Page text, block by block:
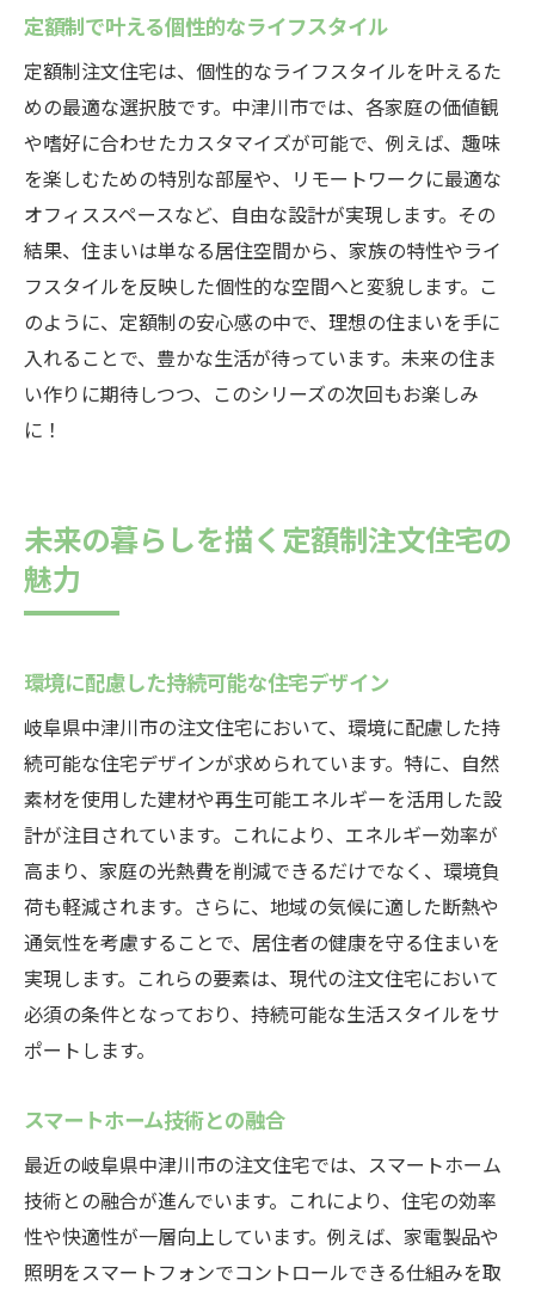
定額制で叶える個性的なライフスタイル
定額制注文住宅は、個性的なライフスタイルを叶えるた
めの最適な選択肢です。中津川市では、各家庭の価値観
や嗜好に合わせたカスタマイズが可能で、例えば、趣味
を楽しむための特別な部屋や、リモートワークに最適な
オフィススペースなど、自由な設計が実現します。その
結果、住まいは単なる居住空間から、家族の特性やライ
フスタイルを反映した個性的な空間へと変貌します。こ
のように、定額制の安心感の中で、理想の住まいを手に
入れることで、豊かな生活が待っています。未来の住ま
い作りに期待しつつ、このシリーズの次回もお楽しみ
に！
未来の暮らしを描く定額制注文住宅の
魅力
環境に配慮した持続可能な住宅デザイン
岐阜県中津川市の注文住宅において、環境に配慮した持
続可能な住宅デザインが求められています。特に、自然
素材を使用した建材や再生可能エネルギーを活用した設
計が注目されています。これにより、エネルギー効率が
高まり、家庭の光熱費を削減できるだけでなく、環境負
荷も軽減されます。さらに、地域の気候に適した断熱や
通気性を考慮することで、居住者の健康を守る住まいを
実現します。これらの要素は、現代の注文住宅において
必須の条件となっており、持続可能な生活スタイルをサ
ポートします。
スマートホーム技術との融合
最近の岐阜県中津川市の注文住宅では、スマートホーム
技術との融合が進んでいます。これにより、住宅の効率
性や快適性が一層向上しています。例えば、家電製品や
照明をスマートフォンでコントロールできる仕組みを取